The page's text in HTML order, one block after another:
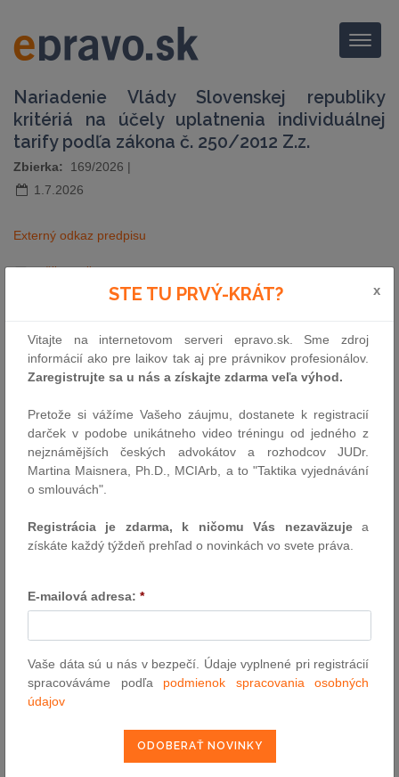
Menu
Nariadenie Vlády Slovenskej republiky
kritériá na účely uplatnenia individuálnej
tarify podľa zákona č. 250/2012 Z.z.
Zbierka: 169/2026 |
1.7.2026
Externý odkaz predpisu
pošli e-mailom
VYHĽADÁVANIE ASPI
Text:
STE TU PRVÝ-KRÁT? x
Vitajte na internetovom serveri epravo.sk. Sme zdroj
informácií ako pre laikov tak aj pre právnikov profesionálov.
Zaregistrujte sa u nás a získajte zdarma veľa výhod.
Pretože si vážíme Vašeho záujmu, dostanete k registracií
darček v podobe unikátneho video tréningu od jedného z
nejznámějších českých advokátov a rozhodcov JUDr.
Martina Maisnera, Ph.D., MCIArb, a to "Taktika vyjednávání
o smlouvách".
Registrácia je zdarma, k ničomu Vás nezaväzujea
získáte každý týždeň prehľad o novinkách vo svete práva.
E-mailová adresa: *
Vaše dáta sú u nás v bezpečí. Údaje vyplnené pri registrácií
spracováváme podľa podmienok spracovania osobných
údajov